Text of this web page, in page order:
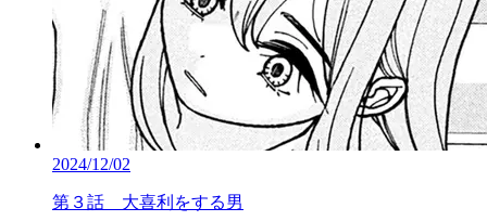
2024/12/02
第３話 大喜利をする男